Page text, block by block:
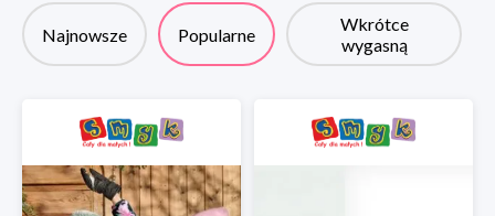
Najnowsze Popularne
Wkrótce
wygasną